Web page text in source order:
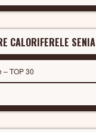
CALORIFERELE SENIA
– TOP 30